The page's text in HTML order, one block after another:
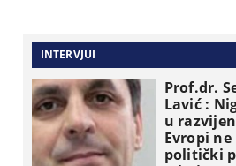
INTERVJUI
Prof.dr.
Lavić :
u
Evropi
politički